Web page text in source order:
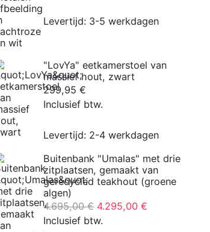
Levertijd: 3-5 werkdagen
"LovYa" eetkamerstoel van
massief hout, zwart
299,95€
Inclusief btw.
Levertijd: 2-4 werkdagen
Buitenbank "Umalas" met drie
zitplaatsen, gemaakt van
gerecycled teakhout (groene
algen)
4.695,00€ De
oorspronkelijke
4.295,00€
Inclusief btw.